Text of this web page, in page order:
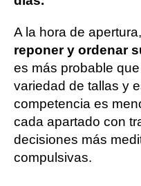
A la hora de
reponer y ordenar
es más probable
variedad de tallas y
competencia es
cada apartado con
decisiones más
compulsivas.